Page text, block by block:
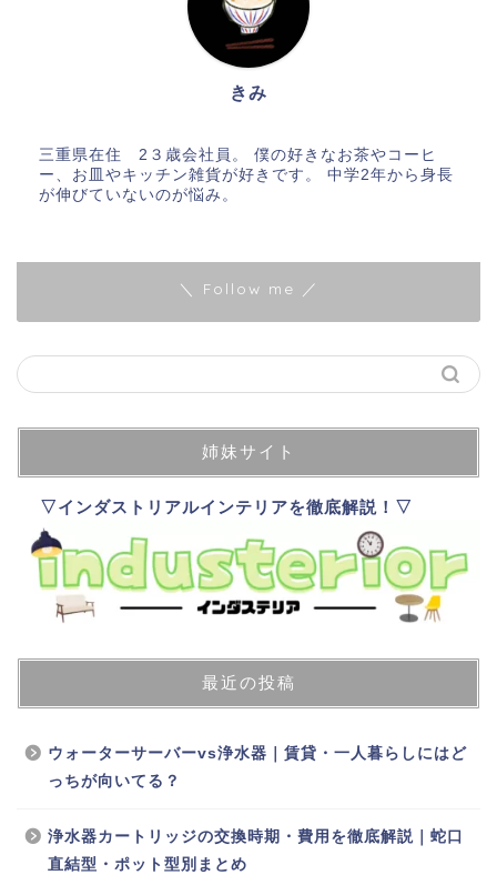
きみ
三重県在住 2３歳会社員。 僕の好きなお茶やコーヒ
ー、お皿やキッチン雑貨が好きです。 中学2年から身長
が伸びていないのが悩み。
＼ Follow me ／
姉妹サイト
▽インダストリアルインテリアを徹底解説！▽
最近の投稿
ウォーターサーバーvs浄水器｜賃貸・一人暮らしにはど
っちが向いてる？
浄水器カートリッジの交換時期・費用を徹底解説｜蛇口
直結型・ポット型別まとめ